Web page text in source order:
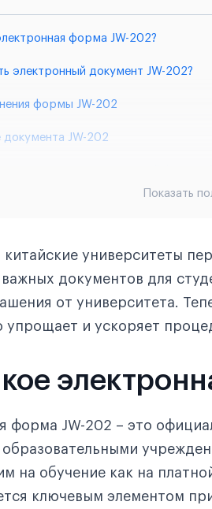
форма JW-202?
электронный документ JW-202?
формы JW-202
документа JW-202
Показать
университеты
документов для
от университета.
упрощает и ускоряет
форма JW-202 – это
образовательными
на обучение как на
ключевым элементом